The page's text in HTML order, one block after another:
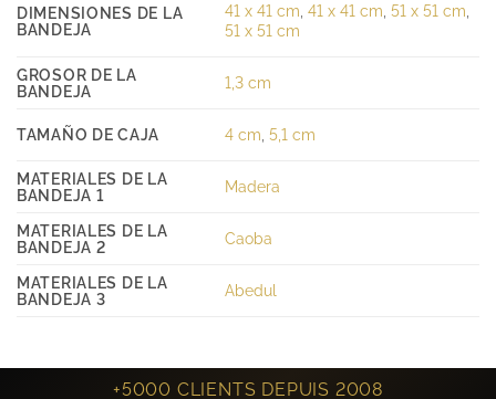
DIMENSIONES DE LA
BANDEJA
41 x 41 cm ,41 x 41 cm ,51 x 51 cm
51 x 51 cm
GROSOR DE LA
BANDEJA
1,3 cm
TAMAÑO DE CAJA 4 cm ,5,1 cm
MATERIALES DE LA
BANDEJA 1
Madera
MATERIALES DE LA
BANDEJA 2
Caoba
MATERIALES DE LA
BANDEJA 3
Abedul
+5000 CLIENTS DEPUIS 2008